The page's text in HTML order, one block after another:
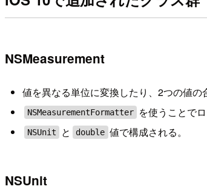
NSMeasurement
値を異なる単位に変換したり、2つの値の
NSMeasurementFormatter を使うことで
NSUnit と double 値で構成される。
NSUnit